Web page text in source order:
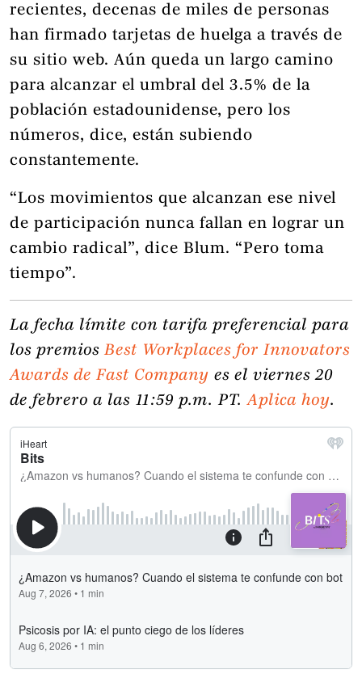
recientes, decenas de miles de personas
han firmado tarjetas de huelga a través de
su sitio web. Aún queda un largo camino
para alcanzar el umbral del 3.5% de la
población estadounidense, pero los
números, dice, están subiendo
constantemente.
“Los movimientos que alcanzan ese nivel
de participación nunca fallan en lograr un
cambio radical”, dice Blum. “Pero toma
tiempo”.
La fecha límite con tarifa preferencial para
los premiosBest Workplaces for Innovators
Awards de Fast Company es el viernes 20
de febrero a las 11:59 p.m. PT.Aplica hoy.